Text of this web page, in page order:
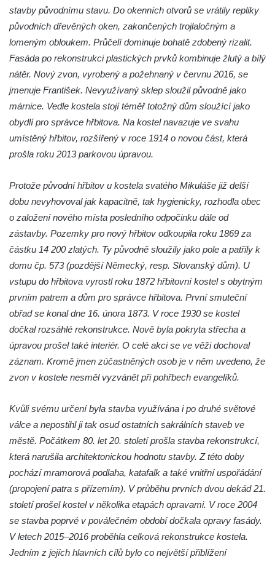
Křížová cesta Římov – XXII. kaple – Šimon
Cyrénský pomáhá Ježíši nést kříž
Křížová cesta Římov – XXI. kaple –
Popravní brána
Křížová cesta Římov – XX. kaple – Svatá
Veronika potkává Ježíše a utírá mu do své
roušky pot z tváře
Křížová cesta Římov – XIX. kaple – Kristus
kříž nesoucí potkává Pannu Marii
Ježíše vložen kříž
Křížová cesta Římov – XVII. kaple – Velký
Pilát
Křížová cesta Římov – XVI. kaple – U
Herodesa
Křížová cesta Římov – XV. kaple – Malý
Pilát
Křížová cesta Římov – XIV. kaple – U
Kaifáše (U Děvečky)
Křížová cesta Římov – XIII. kaple – U
Annáše (U Kaifáše)
brána
Křížová cesta Římov – XI. kaple – Ježíš
haněn a tupen
Křížová cesta Římov – X. kaple – U
Cedronu
Křížová cesta Římov – IX. kaple – U
chromého žida
Křížová cesta Římov – VIII. kaple – Kristus
svázán a ze zahrady vyhnán
stavby původnímu stavu. Do okenních otvorů se vrátily repliky
původních dřevěných oken, zakončených trojlaločným a
lomeným obloukem. Průčelí dominuje bohatě zdobený rizalit.
Fasáda po rekonstrukci plastických prvků kombinuje žlutý a bílý
nátěr. Nový zvon, vyrobený a požehnaný v červnu 2016, se
jmenuje František. Nevyužívaný sklep sloužil původně jako
márnice. Vedle kostela stojí téměř totožný dům sloužící jako
obydlí pro správce hřbitova. Na kostel navazuje ve svahu
umístěný hřbitov, rozšířený v roce 1914 o novou část, která
prošla roku 2013 parkovou úpravou.
Protože původní hřbitov u kostela svatého Mikuláše již delší
dobu nevyhovoval jak kapacitně, tak hygienicky, rozhodla obec
o založení nového místa posledního odpočinku dále od
zástavby. Pozemky pro nový hřbitov odkoupila roku 1869 za
částku 14 200 zlatých. Ty původně sloužily jako pole a patřily k
domu čp. 573 (pozdější Německý, resp. Slovanský dům). U
vstupu do hřbitova vyrostl roku 1872 hřbitovní kostel s obytným
prvním patrem a dům pro správce hřbitova. První smuteční
obřad se konal dne 16. února 1873. V roce 1930 se kostel
dočkal rozsáhlé rekonstrukce. Nově byla pokryta střecha a
úpravou prošel také interiér. O celé akci se ve věži dochoval
záznam. Kromě jmen zúčastněných osob je v něm uvedeno, že
zvon v kostele nesměl vyzvánět při pohřbech evangelíků.
Kvůli svému určení byla stavba využívána i po druhé světové
válce a nepostihl ji tak osud ostatních sakrálních staveb ve
městě. Počátkem 80. let 20. století prošla stavba rekonstrukcí,
která narušila architektonickou hodnotu stavby. Z této doby
pochází mramorová podlaha, katafalk a také vnitřní uspořádání
(propojení patra s přízemím). V průběhu prvních dvou dekád 21.
století prošel kostel v několika etapách opravami. V roce 2004
se stavba poprvé v poválečném období dočkala opravy fasády.
V letech 2015–2016 proběhla celková rekonstrukce kostela.
Jedním z jejích hlavních cílů bylo co největší přiblížení